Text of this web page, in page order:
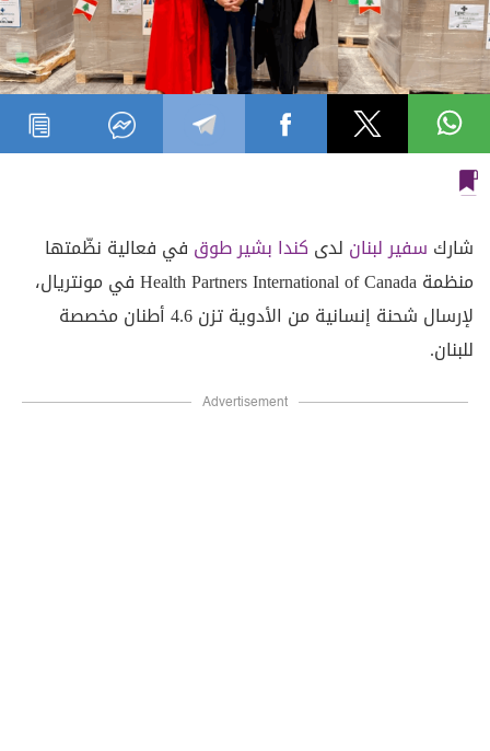
شارك سفير لبنان لدى كندا بشير طوق في فعالية نظّمتها
منظمة Health Partners International of Canada في مونتريال،
لإرسال شحنة إنسانية من الأدوية تزن 4.6 أطنان مخصصة
للبنان.
Advertisement